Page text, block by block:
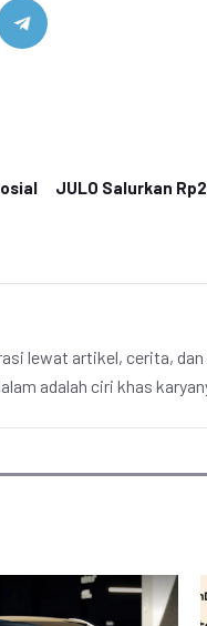
JULO Salurkan
lewat artikel, cerita, dan
adalah ciri khas